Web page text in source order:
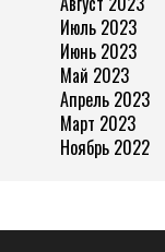
Июль 2023
Июнь 2023
Май 2023
Апрель 2023
Март 2023
Ноябрь 2022